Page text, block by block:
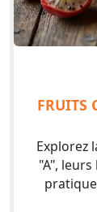
FRUITS
Explorez
"A",